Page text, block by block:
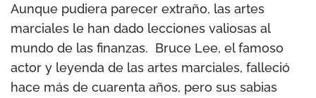
Aunque pudiera parecer extraño, las artes
marciales le han dado lecciones valiosas al
mundo de las finanzas. Bruce Lee, el famoso
actor y leyenda de las artes marciales, falleció
hace más de cuarenta años, pero sus sabias